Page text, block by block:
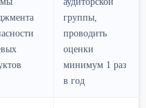
группы,
проводить
оценки
минимум 1 раз
в год